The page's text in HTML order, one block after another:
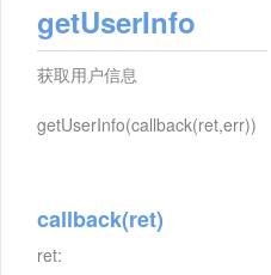
getUserInfo
获取用户信息
getUserInfo(callback(ret,err))
callback(ret)
ret: